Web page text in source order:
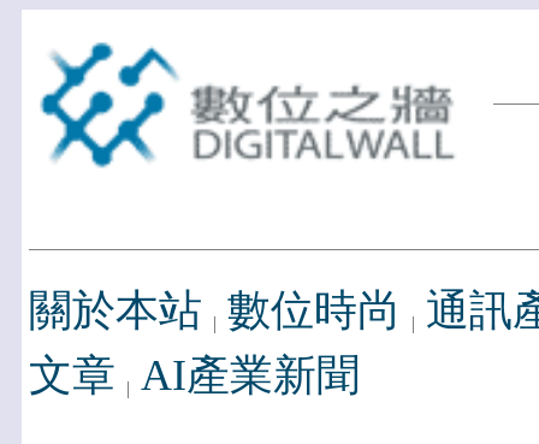
關於本站 數位時尚
通訊
文章 AI產業新聞